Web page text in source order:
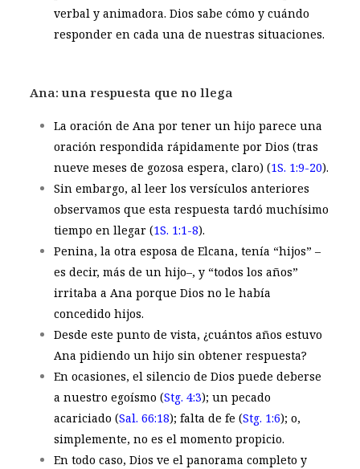
verbal y animadora. Dios sabe cómo y cuándo
responder en cada una de nuestras situaciones.
Ana: una respuesta que no llega
La oración de Ana por tener un hijo parece una
oración respondida rápidamente por Dios (tras
nueve meses de gozosa espera, claro) (1S. 1:9-20).
Sin embargo, al leer los versículos anteriores
observamos que esta respuesta tardó muchísimo
tiempo en llegar (1S. 1:1-8).
Penina, la otra esposa de Elcana, tenía “hijos” –
es decir, más de un hijo–, y “todos los años”
irritaba a Ana porque Dios no le había
concedido hijos.
Desde este punto de vista, ¿cuántos años estuvo
Ana pidiendo un hijo sin obtener respuesta?
En ocasiones, el silencio de Dios puede deberse
a nuestro egoísmo (Stg. 4:3); un pecado
acariciado (Sal. 66:18); falta de fe (Stg. 1:6); o,
simplemente, no es el momento propicio.
En todo caso, Dios ve el panorama completo y